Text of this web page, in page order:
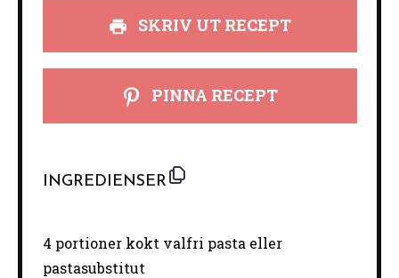
SKRIV UT RECEPT
PINNA RECEPT
INGREDIENSER
4 portioner kokt valfri pasta eller
pastasubstitut